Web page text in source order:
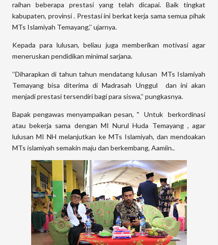
raihan beberapa prestasi yang telah dicapai. Baik tingkat
kabupaten, provinsi . Prestasi ini berkat kerja sama semua pihak
MTs Islamiyah Temayang,’’ ujarnya.
Kepada para lulusan, beliau juga memberikan motivasi agar
meneruskan pendidikan minimal sarjana.
’’Diharapkan di tahun tahun mendatang lulusan MTs Islamiyah
Temayang bisa diterima di Madrasah Unggul dan ini akan
menjadi prestasi tersendiri bagi para siswa,’’ pungkasnya.
Bapak pengawas menyampaikan pesan, " Untuk berkordinasi
atau bekerja sama dengan MI Nurul Huda Temayang , agar
lulusan MI NH melanjutkan ke MTs Islamiyah, dan mendoakan
MTs islamiyah semakin maju dan berkembang, Aamiin..